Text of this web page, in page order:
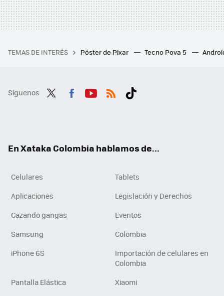
TEMAS DE INTERÉS Póster de Pixar Tecno Pova 5
Síguenos
En Xataka Colombia hablamos de...
Celulares
Tablets
Aplicaciones
Legislación y Derechos
Cazando gangas
Eventos
Samsung
Colombia
iPhone 6S
Importación de celulares en
Colombia
Pantalla Elástica
Xiaomi